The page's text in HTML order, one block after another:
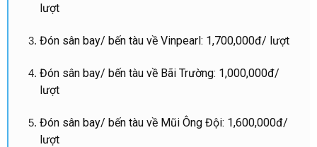
lượt
Đón sân bay/ bến tàu về Vinpearl: 1,700,000đ/ lượt
Đón sân bay/ bến tàu về Bãi Trường: 1,000,000đ/
lượt
Đón sân bay/ bến tàu về Mũi Ông Đội: 1,600,000đ/
lượt